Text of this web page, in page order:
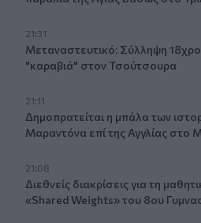
21:31
Μεταναστευτικό: Σύλληψη
"καραβιά" στον Τσούτσουρα
21:11
Δημοπρατείται η μπάλα των
Μαραντόνα επί της Αγγλίας στο
21:08
Διεθνείς διακρίσεις για τη
«Shared Weights» του 8ου